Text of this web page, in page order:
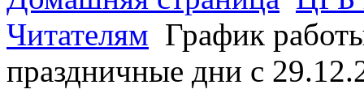
Читателям График
праздничные дни с